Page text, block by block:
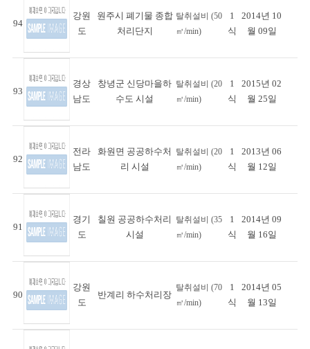
94
강원
도
원주시 폐기물 종합
처리단지
탈취설비 (50
㎥/min)
1
식
2014년 10
월 09일
93
경상
남도
창녕군 신당마을하
수도 시설
탈취설비 (20
㎥/min)
1
식
2015년 02
월 25일
92
전라
남도
화원면 공공하수처
리 시설
탈취설비 (20
㎥/min)
1
식
2013년 06
월 12일
91
경기
도
칠원 공공하수처리
시설
탈취설비 (35
㎥/min)
1
식
2014년 09
월 16일
90
강원
도
반계리 하수처리장
탈취설비 (70
㎥/min)
1
식
2014년 05
월 13일